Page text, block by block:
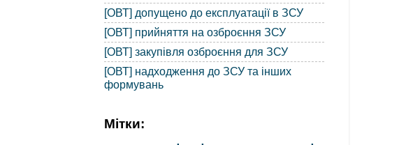
[ОВТ] допущено до експлуатації в ЗСУ
[ОВТ] прийняття на озброєння ЗСУ
[ОВТ] закупівля озброєння для ЗСУ
[ОВТ] надходження до ЗСУ та інших
формувань
Мітки: